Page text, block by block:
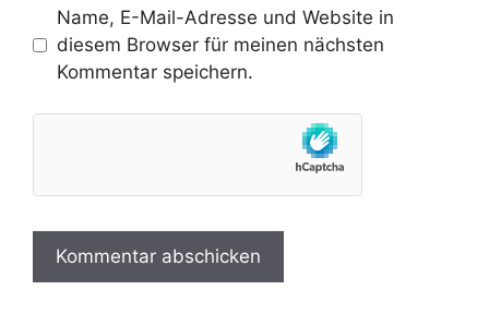
Name, E-Mail-Adresse und Website in
diesem Browser für meinen nächsten
Kommentar speichern.